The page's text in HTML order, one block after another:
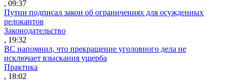
, 09:37
Путин подписал закон об ограничениях для осужденных
релокантов
Законодательство
, 19:32
ВС напомнил, что прекращение уголовного дела не
исключает взыскания ущерба
Практика
, 18:02